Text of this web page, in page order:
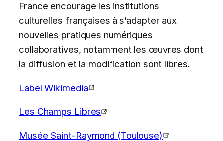
France encourage les institutions
culturelles françaises à s’adapter aux
nouvelles pratiques numériques
collaboratives, notamment les œuvres dont
la diffusion et la modification sont libres.
Label Wikimedia
Les Champs Libres
Musée Saint-Raymond (Toulouse)